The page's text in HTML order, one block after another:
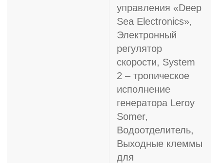
управления «Deep
Sea Electronics»,
Электронный
регулятор
скорости, System
2 – тропическое
исполнение
генератора Leroy
Somer,
Водоотделитель,
Выходные клеммы
для